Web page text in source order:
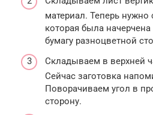
материал. Теперь нужно
которая была
бумагу разноцветной
Складываем в верхней
Сейчас заготовка
Поворачиваем угол в
сторону.